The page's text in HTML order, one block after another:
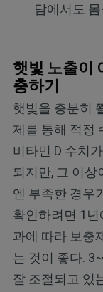
담에서도
햇빛 노출이
충하기
햇빛을 충분히
제를 통해 적정
비타민 D 수치
되지만, 그 이상
엔 부족한 경우
확인하려면 1년
과에 따라 보충
는 것이 좋다.
잘 조절되고 있